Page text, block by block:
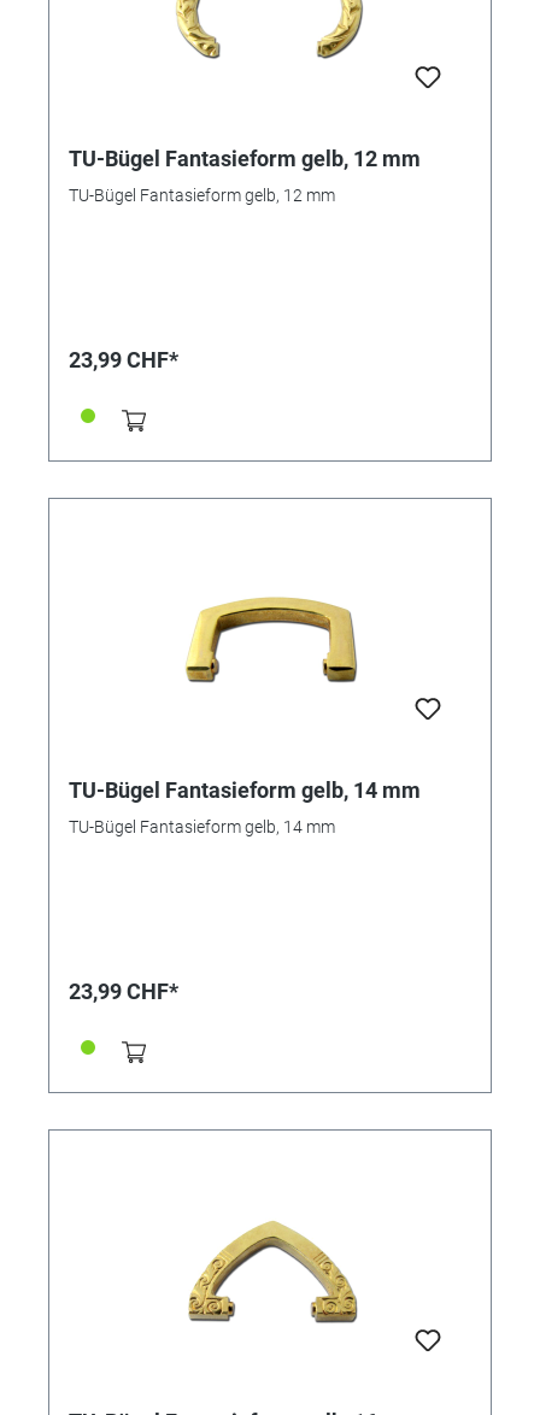
TU-Bügel Fantasieform gelb, 12 mm
TU-Bügel Fantasieform gelb, 12 mm
23,99 CHF*
TU-Bügel Fantasieform gelb, 14 mm
TU-Bügel Fantasieform gelb, 14 mm
23,99 CHF*